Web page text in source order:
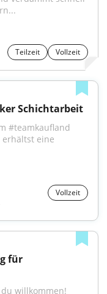
Teilzeit Vollzeit
Schichtarbeit
#teamkaufland
erhältst eine
Vollzeit
für
willkommen!